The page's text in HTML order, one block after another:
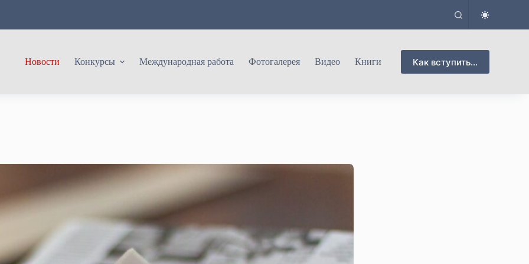
Новости Конкурсы Международная работа Фотогалерея Видео Книги Как вступить...